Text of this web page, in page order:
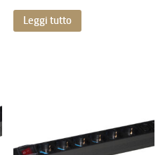
Leggi tutto